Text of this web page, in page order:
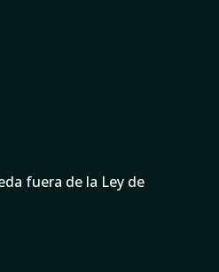
fuera de la Ley de